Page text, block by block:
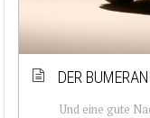
DER
Und eine gute